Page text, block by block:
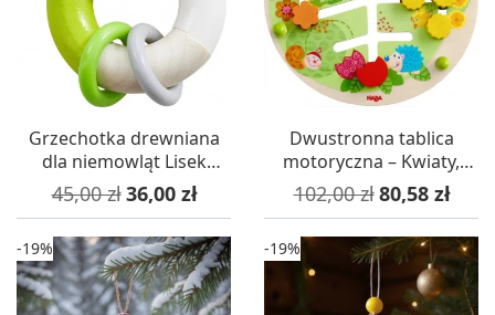
Grzechotka drewniana
dla niemowląt Lisek
+6mc, Haba
Cena podstawowa
45,00 zł Cena
36,00 zł
Dwustronna tablica
motoryczna – Kwiaty,
12m+ Haba
Cena podstawowa
102,00 zł Cena
80,58 zł
-19% -19%